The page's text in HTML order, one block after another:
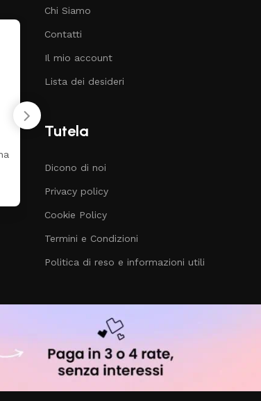
8 Luglio 2026
Chi Siamo
Contatti
Il mio account
Lista dei desideri
Tutela
Dicono di noi
Privacy policy
Cookie Policy
Termini e Condizioni
Politica di reso e informazioni utili